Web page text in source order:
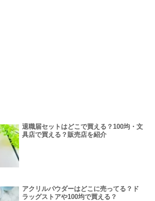
退職届セットはどこで買える？100均・文
具店で買える？販売店を紹介
アクリルパウダーはどこに売ってる？ド
ラッグストアや100均で買える？